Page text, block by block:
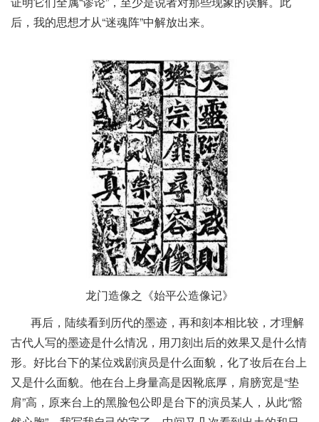
后，我的思想才从“迷魂阵”中解放出来。
龙门造像之《始平公造像记》
再后，陆续看到历代的墨迹，再和刻本相比较，才理解
古代人写的墨迹是什么情况，用刀刻出后的效果又是什么情
形。好比台下的某位戏剧演员是什么面貌，化了妆后在台上
又是什么面貌。他在台上身量高是因靴底厚，肩膀宽是“垫
肩”高，原来台上的黑脸包公即是台下的演员某人，从此“豁